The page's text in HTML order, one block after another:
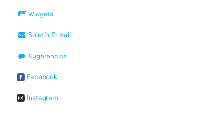
Widgets
Boletín E-mail
Sugerencias
Facebook
Instagram